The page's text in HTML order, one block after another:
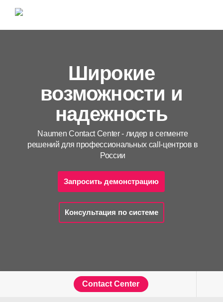
Широкие
возможности и
надежность
Naumen Contact Center - лидер в сегменте
решений для профессиональных call-центров в
России
Запросить демонстрацию
Консультация по системе
Contact Center